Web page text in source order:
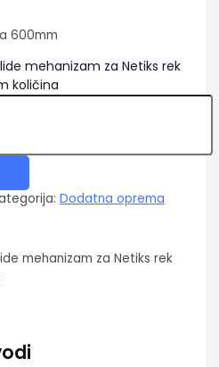
600mm
mehanizam za Netiks rek
količina
Dodatna oprema
mehanizam za Netiks rek